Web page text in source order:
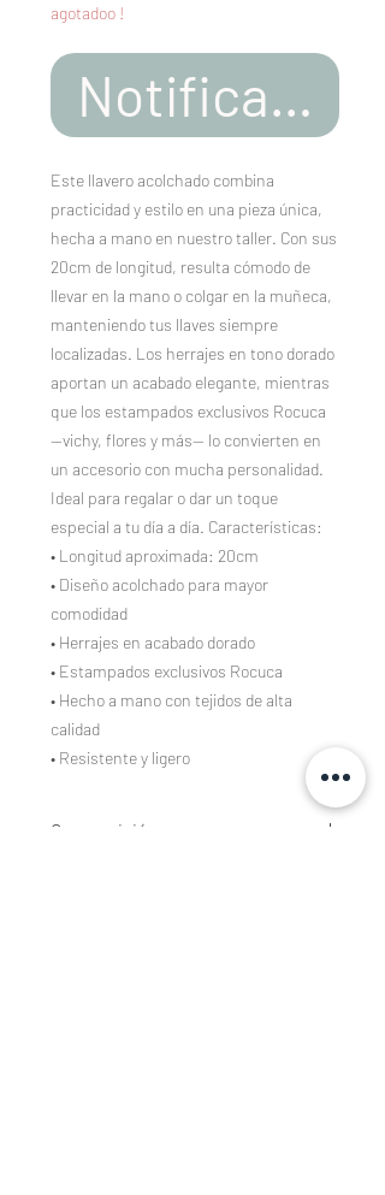
agotadoo !
Notificar al
Este llavero acolchado combina
practicidad y estilo en una pieza única,
hecha a mano en nuestro taller. Con sus
20cm de longitud, resulta cómodo de
llevar en la mano o colgar en la muñeca,
manteniendo tus llaves siempre
localizadas. Los herrajes en tono dorado
aportan un acabado elegante, mientras
que los estampados exclusivos Rocuca
—vichy, flores y más— lo convierten en
un accesorio con mucha personalidad.
Ideal para regalar o dar un toque
especial a tu día a día. Características:
• Longitud aproximada: 20cm
• Diseño acolchado para mayor
comodidad
• Herrajes en acabado dorado
• Estampados exclusivos Rocuca
• Hecho a mano con tejidos de alta
calidad
• Resistente y ligero
Composición